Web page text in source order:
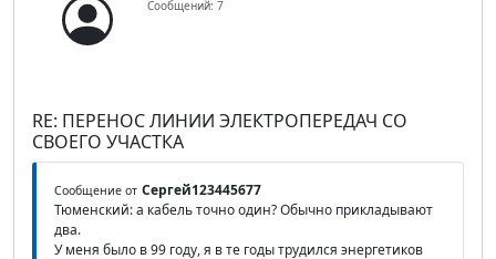
Сообщений: 7
RE: ПЕРЕНОС ЛИНИИ ЭЛЕКТРОПЕРЕДАЧ СО
СВОЕГО УЧАСТКА
Сообщение от Сергей123445677
Тюменский: а кабель точно один? Обычно прикладывают
два.
У меня было в 99 году, я в те годы трудился энергетиков